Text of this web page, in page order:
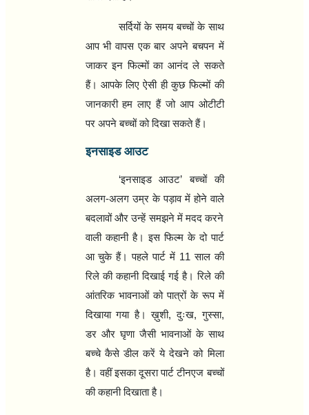
सर्दियों के समय बच्‍चों के साथ
आप भी वापस एक बार अपने बचपन में
जाकर इन फिल्‍मों का आनंद ले सकते
हैं। आपके लिए ऐसी ही कुछ फिल्‍मों की
जानकारी हम लाए हैं जो आप ओटीटी
पर अपने बच्‍चों को दिखा सकते हैं।
इनसाइड आउट
‘इनसाइड आउट’ बच्‍चों की
अलग-अलग उम्र के पड़ाव में होने वाले
बदलावों और उन्‍हें समझने में मदद करने
वाली कहानी है। इस फिल्‍म के दो पार्ट
आ चुके हैं। पहले पार्ट में 11 साल की
रिले की कहानी दिखाई गई है। रिले की
आंतरिक भावनाओं को पात्रों के रूप में
दिखाया गया है। ख़ुशी, दुःख, गुस्सा,
डर और घृणा जैसी भावनाओं के साथ
बच्‍चे कैसे डील करें ये देखने को मिला
है। वहीं इसका दूसरा पार्ट टीनएज बच्‍चों
की कहानी दिखाता है।